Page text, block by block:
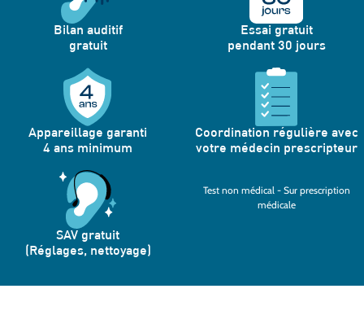
Bilan auditif
gratuit
Essai gratuit
pendant 30 jours
Appareillage garanti
4 ans minimum
Coordination régulière avec
votre médecin prescripteur
SAV gratuit
(Réglages, nettoyage)
Test non médical - Sur prescription
médicale